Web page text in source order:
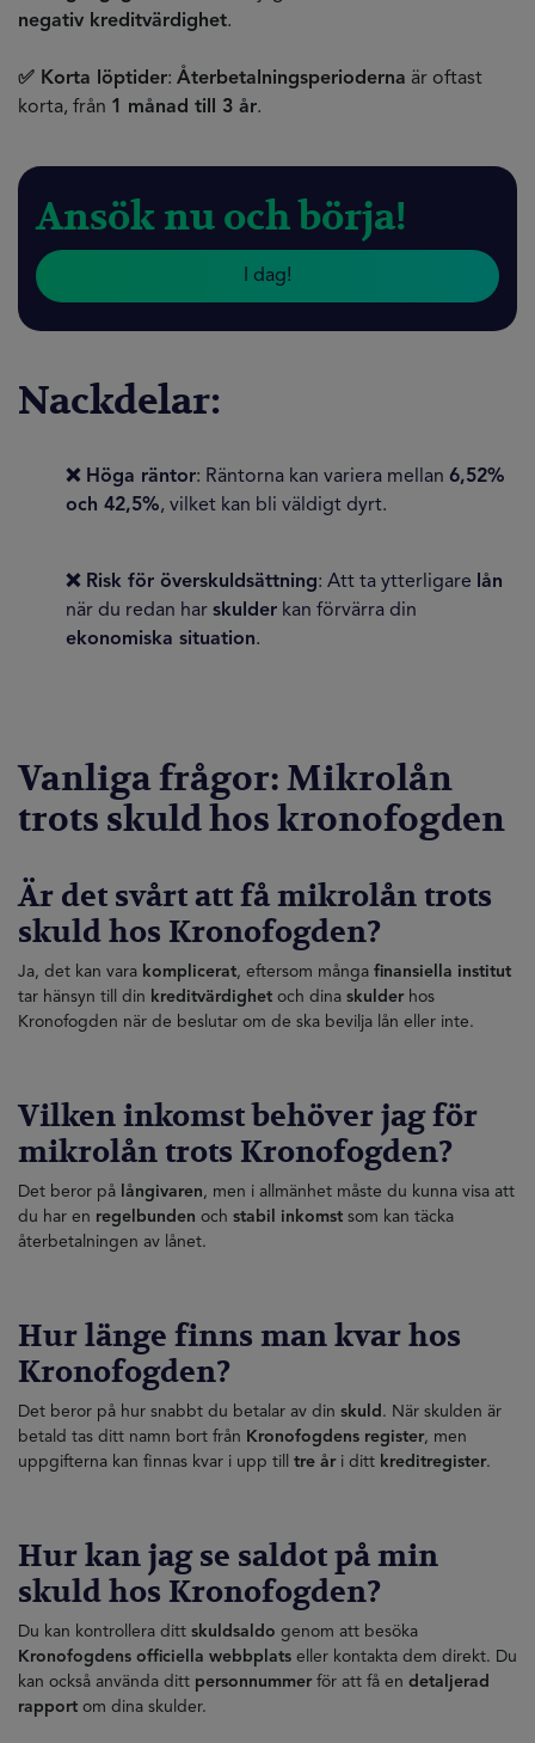
negativ kreditvärdighet.
✅ Korta löptider: Återbetalningsperioderna är oftast
korta, från 1 månad till 3 år.
Ansök nu och börja!
I dag!
Nackdelar:
❌ Höga räntor: Räntorna kan variera mellan 6,52%
och 42,5%, vilket kan bli väldigt dyrt.
❌ Risk för överskuldsättning: Att ta ytterligare lån
när du redan har skulder kan förvärra din
ekonomiska situation.
Vanliga frågor: Mikrolån
trots skuld hos kronofogden
Är det svårt att få mikrolån trots
skuld hos Kronofogden?
Ja, det kan vara komplicerat, eftersom många finansiella institut
tar hänsyn till din kreditvärdighet och dina skulderhos
Kronofogden när de beslutar om de ska bevilja lån eller inte.
Vilken inkomst behöver jag för
mikrolån trots Kronofogden?
Det beror på långivaren, men i allmänhet måste du kunna visa att
du har en regelbunden och stabil inkomst som kan täcka
återbetalningen av lånet.
Hur länge finns man kvar hos
Kronofogden?
Det beror på hur snabbt du betalar av din skuld . När skulden är
betald tas ditt namn bort från Kronofogdens register, men
uppgifterna kan finnas kvar i upp till tre åri ditt kreditregister.
Hur kan jag se saldot på min
skuld hos Kronofogden?
Du kan kontrollera ditt skuldsaldo genom att besöka
Kronofogdens officiella webbplats eller kontakta dem direkt. Du
kan också använda ditt personnummerför att få en detaljerad
rapport om dina skulder.